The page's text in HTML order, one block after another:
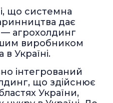
що системна
дає
— агрохолдинг
виробником
Україні.
інтегрований
що здійснює
України,